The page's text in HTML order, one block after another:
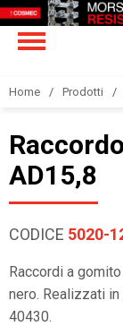
Home Prodotti
AD15,8
CODICE 5020-
Raccordi a
nero. Realizzati
40430.